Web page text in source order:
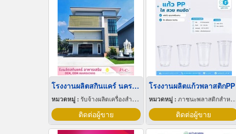
โรงงานผลิตสกินแคร์ นครปฐม
หมวดหมู่ : รับจ้างผลิตเครื่องสำอาง
ติดต่อผู้ขาย
โรงงานผลิตแก้วพลาสติกPP
หมวดหมู่ : ภาชนะพลาสติกสำหรับบรรจุ
ติดต่อผู้ขาย